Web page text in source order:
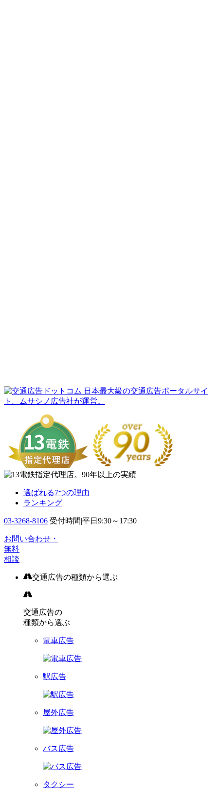
日本最大級の交通広告ポータルサイ
ト。ムサシノ広告社が運営。
選ばれる7つの理由
ランキング
03-3268-8106 受付時間|平日9:30～17:30
お問い合わせ・
無料
相談
交通広告の種類から選ぶ
交通広告の
種類から選ぶ
電車広告
駅広告
屋外広告
バス広告
タクシー